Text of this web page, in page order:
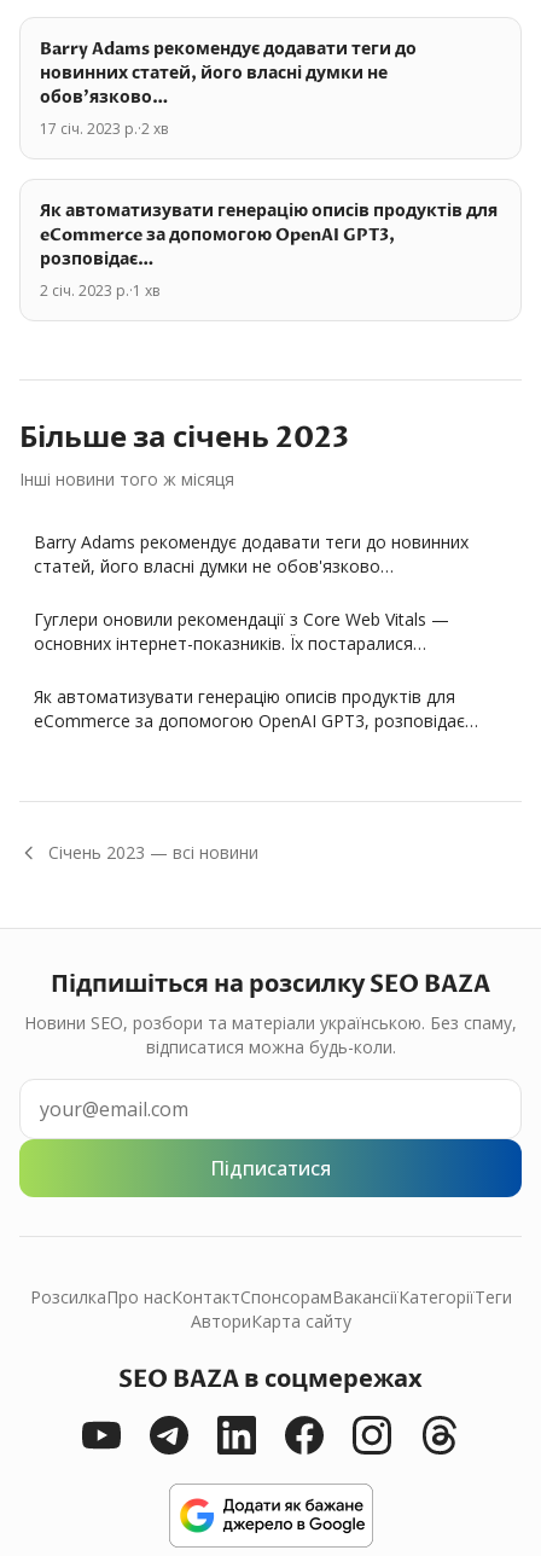
Barry Adams рекомендує додавати теги до
новинних статей, його власні думки не
обов'язково…
17 січ. 2023 р.·2хв
Як автоматизувати генерацію описів продуктів для
eCommerce за допомогою OpenAI GPT3,
розповідає…
2 січ. 2023 р.·1 хв
Більше за січень 2023
Інші новини того ж місяця
Barry Adams рекомендує додавати теги до новинних
статей, його власні думки не обов'язково…
Гуглери оновили рекомендації з Core Web Vitals —
основних інтернет-показників. Їх постаралися…
Як автоматизувати генерацію описів продуктів для
eCommerce за допомогою OpenAI GPT3, розповідає…
Січень 2023 — всі новини
Підпишіться на розсилку SEO BAZA
Новини SEO, розбори та матеріали українською. Без спаму,
відписатися можна будь-коли.
Підписатися
РозсилкаПро насКонтактСпонсорамВакансіїКатегоріїТеги
АвториКарта сайту
SEO BAZA в соцмережах